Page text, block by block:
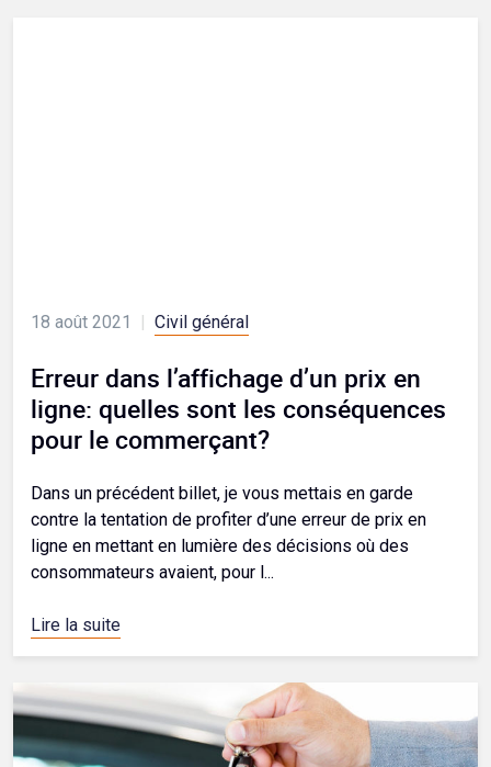
18 août 2021 Civil général
Erreur dans l’affichage d’un prix en
ligne: quelles sont les conséquences
pour le commerçant?
Dans un précédent billet, je vous mettais en garde
contre la tentation de profiter d’une erreur de prix en
ligne en mettant en lumière des décisions où des
consommateurs avaient, pour l...
Lire la suite